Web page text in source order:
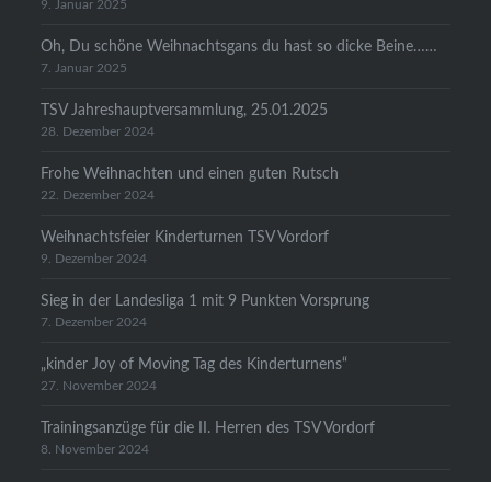
9. Januar 2025
Oh, Du schöne Weihnachtsgans du hast so dicke Beine……
7. Januar 2025
TSV Jahreshauptversammlung, 25.01.2025
28. Dezember 2024
Frohe Weihnachten und einen guten Rutsch
22. Dezember 2024
Weihnachtsfeier Kinderturnen TSV Vordorf
9. Dezember 2024
Sieg in der Landesliga 1 mit 9 Punkten Vorsprung
7. Dezember 2024
„kinder Joy of Moving Tag des Kinderturnens“
27. November 2024
Trainingsanzüge für die II. Herren des TSV Vordorf
8. November 2024